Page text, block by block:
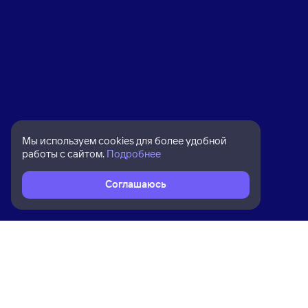
Мы используем cookies для более удобной
работы с сайтом. Подробнее
Соглашаюсь